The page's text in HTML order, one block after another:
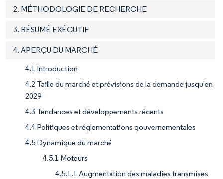
2. MÉTHODOLOGIE DE RECHERCHE
3. RÉSUMÉ EXÉCUTIF
4. APERÇU DU MARCHÉ
4.1 Introduction
4.2 Taille du marché et prévisions de la demande jusqu'en
2029
4.3 Tendances et développements récents
4.4 Politiques et réglementations gouvernementales
4.5 Dynamique du marché
4.5.1 Moteurs
4.5.1.1 Augmentation des maladies transmises